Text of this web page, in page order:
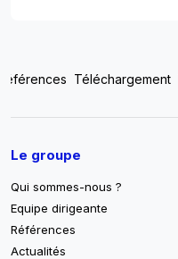
Téléchargement
Le groupe
Qui sommes-nous ?
Equipe dirigeante
Références
Actualités